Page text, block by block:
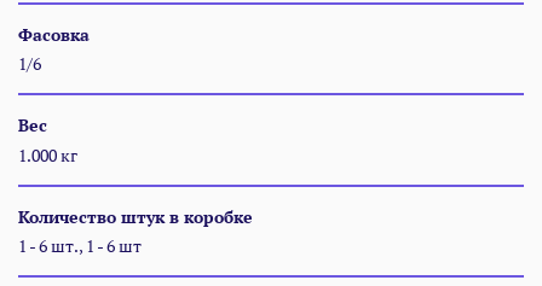
Фасовка
1/6
Вес
1.000 кг
Количество штук в коробке
1 - 6 шт., 1 - 6 шт